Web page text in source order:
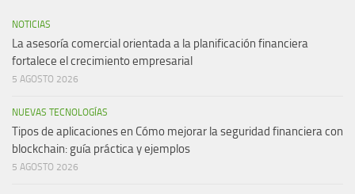
NOTICIAS
La asesoría comercial orientada a la planificación financiera
fortalece el crecimiento empresarial
5 AGOSTO 2026
NUEVAS TECNOLOGÍAS
Tipos de aplicaciones en Cómo mejorar la seguridad financiera con
blockchain: guía práctica y ejemplos
5 AGOSTO 2026